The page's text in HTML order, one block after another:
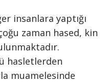
insanlara yaptığı
zaman hased, kin
hasletlerden
muamelesinde